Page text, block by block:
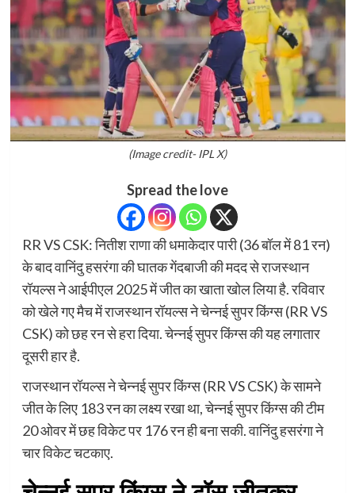
(Image credit- IPL X)
Spread the love
RR VS CSK: नितीश राणा की धमाकेदार पारी (36 बॉल में 81 रन)
के बाद वानिंदु हसरंगा की घातक गेंदबाजी की मदद से राजस्थान
रॉयल्स ने आईपीएल 2025 में जीत का खाता खोल लिया है. रविवार
को खेले गए मैच में राजस्थान रॉयल्स ने चेन्नई सुपर किंग्स (RR VS
CSK) को छह रन से हरा दिया. चेन्नई सुपर किंग्स की यह लगातार
दूसरी हार है.
राजस्थान रॉयल्स ने चेन्नई सुपर किंग्स (RR VS CSK) के सामने
जीत के लिए 183 रन का लक्ष्य रखा था, चेन्नई सुपर किंग्स की टीम
20 ओवर में छह विकेट पर 176 रन ही बना सकी. वानिंदु हसरंगा ने
चार विकेट चटकाए.